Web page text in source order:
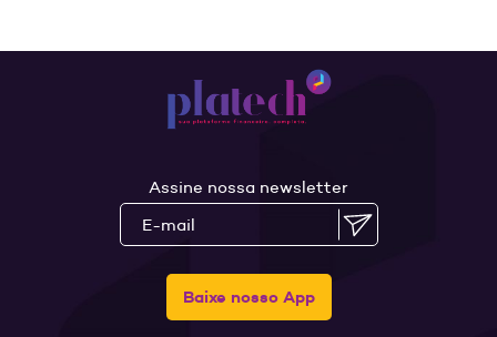
Assine nossa newsletter
Baixe nosso App